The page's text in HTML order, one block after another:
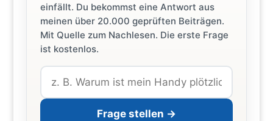
einfällt. Du bekommst eine Antwort aus
meinen über 20.000 geprüften Beiträgen.
Mit Quelle zum Nachlesen. Die erste Frage
ist kostenlos.
Frage stellen →